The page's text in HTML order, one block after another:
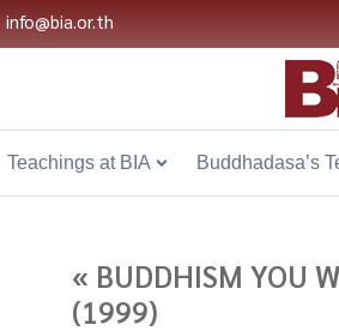
info@bia.or.th
Teachings at BIA Buddhadasa’s
« BUDDHISM YOU
(1999)